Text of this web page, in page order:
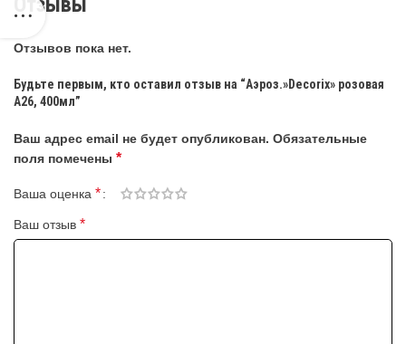
Отзывов пока нет.
Будьте первым, кто оставил отзыв на “Аэроз.»Decorix» розовая
А26, 400мл”
Ваш адрес email не будет опубликован. Обязательные
поля помечены *
Ваша оценка *
Ваш отзыв *